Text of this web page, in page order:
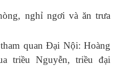
nghỉ ngơi và ăn trưa
quan Đại Nội: Hoàng
triều Nguyễn, triều đại